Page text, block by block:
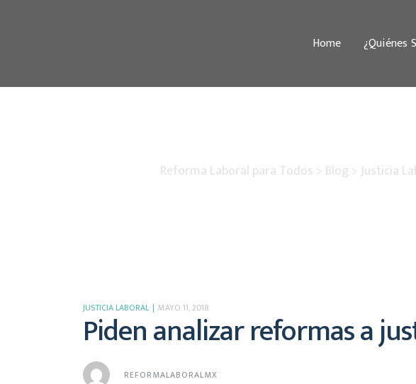
Home ¿Quiénes
Reforma Laboral para Todos > Blog > Justicia
JUSTICIA LABORAL MAYO 11, 2018
Piden analizar reformas a
REFORMALABORALMX